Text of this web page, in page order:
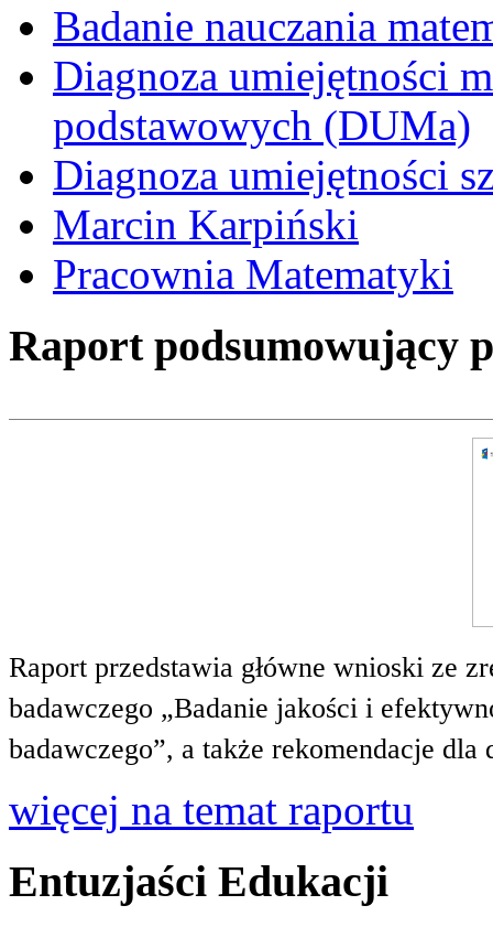
Badanie nauczania
Diagnoza umiejętności
podstawowych (DUMa)
Diagnoza umiejętności
Marcin Karpiński
Pracownia Matematyki
Raport podsumowujący
Raport przedstawia główne wnioski ze
badawczego „Badanie jakości i
badawczego”, a także rekomendacje
więcej na temat raportu
Entuzjaści Edukacji